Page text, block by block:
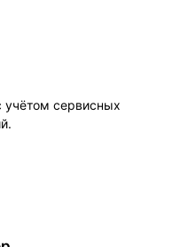
учётом сервисных